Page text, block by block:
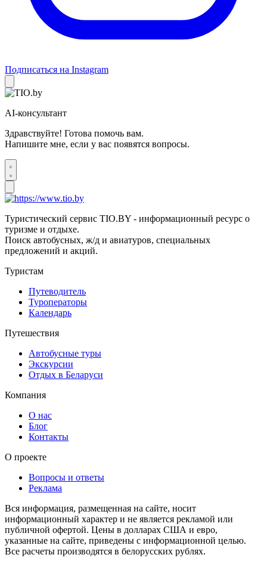
Подписаться на Instagram
AI-консультант
Здравствуйте! Готова помочь вам.
Напишите мне, если у вас появятся вопросы.
Туристический сервис TIO.BY - информационный ресурс о
туризме и отдыхе.
Поиск автобусных, ж/д и авиатуров, специальных
предложений и акций.
Туристам
Путеводитель
Туроператоры
Календарь
Путешествия
Автобусные туры
Экскурсии
Отдых в Беларуси
Компания
О нас
Блог
Контакты
О проекте
Вопросы и ответы
Реклама
Вся информация, размещенная на сайте, носит
информационный характер и не является рекламой или
публичной офертой. Цены в долларах США и евро,
указанные на сайте, приведены с информационной целью.
Все расчеты производятся в белорусских рублях.